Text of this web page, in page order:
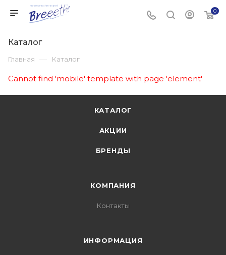
0
Каталог
Главная — Каталог
Cannot find 'mobile' template with page 'element'
КАТАЛОГ
АКЦИИ
БРЕНДЫ
КОМПАНИЯ
Контакты
ИНФОРМАЦИЯ